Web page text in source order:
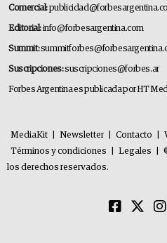
Comercial:
Editorial:info@forbesargentina.com
Summit:
Suscripciones:suscripciones@forbes.ar
Forbes Argentina es publicada por HT
MediaKit Newsletter Contacto
Términos y condiciones
Legales
los derechos reservados.